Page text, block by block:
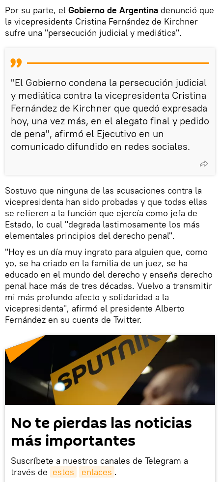
Por su parte, el Gobierno de Argentina denunció que
la vicepresidenta Cristina Fernández de Kirchner
sufre una "persecución judicial y mediática".
"El Gobierno condena la persecución judicial
y mediática contra la vicepresidenta Cristina
Fernández de Kirchner que quedó expresada
hoy, una vez más, en el alegato final y pedido
de pena", afirmó el Ejecutivo en un
comunicado difundido en redes sociales.
Sostuvo que ninguna de las acusaciones contra la
vicepresidenta han sido probadas y que todas ellas
se refieren a la función que ejercía como jefa de
Estado, lo cual "degrada lastimosamente los más
elementales principios del derecho penal".
"Hoy es un día muy ingrato para alguien que, como
yo, se ha criado en la familia de un juez, se ha
educado en el mundo del derecho y enseña derecho
penal hace más de tres décadas. Vuelvo a transmitir
mi más profundo afecto y solidaridad a la
vicepresidenta", afirmó el presidente Alberto
Fernández en su cuenta de Twitter.
No te pierdas las noticias
más importantes
Suscríbete a nuestros canales de Telegram a
través de estos enlaces .